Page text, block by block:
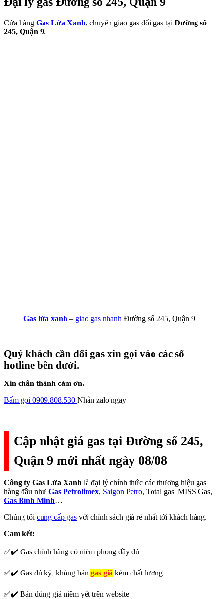
Cửa hàng Gas Lửa Xanh, chuyên giao gas đổi gas tại Đường số
245, Quận 9.
Gas lửa xanh – giao gas nhanh Đường số 245, Quận 9
Quý khách cần đổi gas xin gọi vào các số
hotline bên dưới.
Xin chân thành cảm ơn.
Bấm gọi 0909.808.530 Nhắn zalo ngay
Cập nhật giá gas tại Đường số 245,
Quận 9 mới nhất ngày 08/08
Công ty Gas Lửa Xanh là đại lý chính thức các thương hiệu gas
hàng đầu như Gas Petrolimex, Saigon Petro, Total gas, MISS Gas,
Gas Bình Minh…
Chúng tôi cung cấp gas với chính sách giá rẻ nhất tới khách hàng.
Cam kết:
✅✔️ Gas chính hãng có niêm phong đầy đủ
✅✔️ Gas đủ ký, không bán gas giả kém chất lượng
✅✔️ Bán đúng giá niêm yết trên website